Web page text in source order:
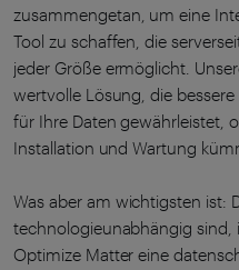
zusammengetan, um eine
Tool zu schaffen, die
jeder Größe ermöglicht.
wertvolle Lösung, die
für Ihre Daten gewährleistet,
Installation und Wartung
Was aber am wichtigsten ist:
technologieunabhängig sind,
Optimize Matter eine